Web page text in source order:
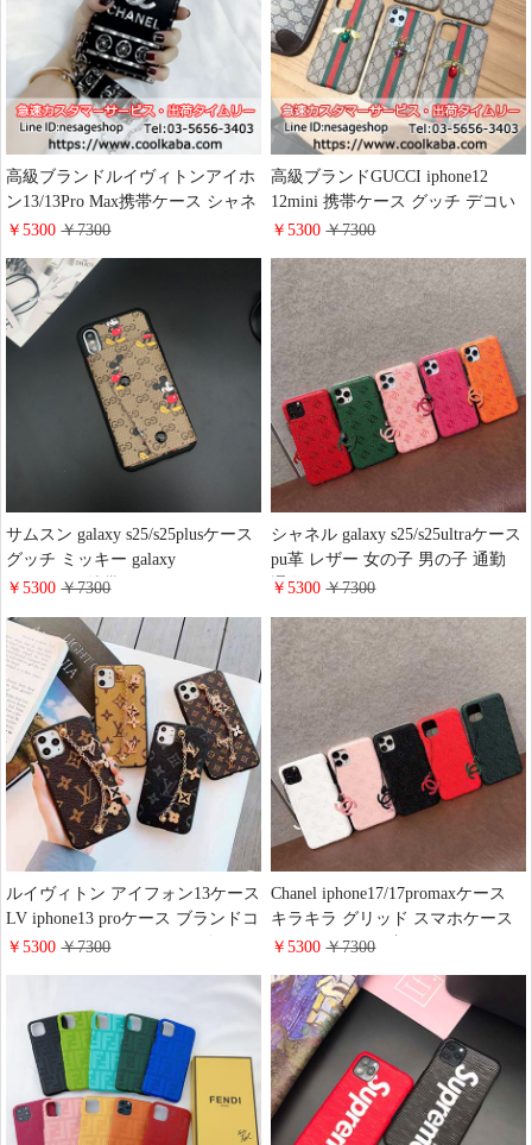
高級ブランドルイヴィトンアイホ
ン13/13Pro Max携帯ケース シャネ
ル iphone12ケース YSL アイフォ
型 MCM iphone 12mini 携帯ケース
iPhone XS XR XSMAXケース シャ
ネル サンローラン MCM ギャラク
シーS20 S8 S9PLUSケース セレブ
愛用 お洒落 iphone8plus s8plusケー
￥5300￥7300
高級ブランドGUCCI iphone12
12mini 携帯ケース グッチ デコい
れ iphone11 11promaxケース ライ
s20/s20plus/s10/s10e/s9 plusカバー
gucci パール アイフォンxs/xr/8plus
ケース エレガント風 Gucci ギャラ
クシーs8/note8 ハードケース 高級
ファッション​
￥5300￥7300
サムスン galaxy s25/s25plusケース
グッチ ミッキー galaxy
s24/s24ultra携帯カバー かわいい
Iphone16/16promaxケース 小銭入
れ カード入れ 背面型
￥5300￥7300
シャネル galaxy s25/s25ultraケース
pu革 レザー 女の子 男の子 通勤
通学 chanel iphone16/16promaxケー
クシー s24/s24plusケース シンプル
おしゃれ
￥5300￥7300
ルイヴィトン アイフォン13ケース
LV iphone13 proケース ブランドコ
ピー モノグラム チェーン付き LV
ド Galaxy s20スマホケース ギャラ
クシー ノート10plus 海外通販 後
払い
￥5300￥7300
Chanel iphone17/17promaxケース
キラキラ グリッド スマホケース
レザー エンボス加工 シャネル
量 ブランドiphone15/14/13 proケー
ス 女子 人気
￥5300￥7300